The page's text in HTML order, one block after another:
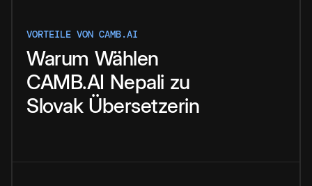
VORTEILE VON CAMB.AI
Warum Wählen
CAMB.AI Nepali zu
Slovak Übersetzerin